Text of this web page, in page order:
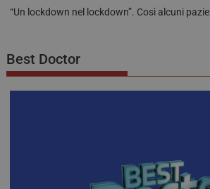
“Un lockdown nel lockdown”. Così alcuni
Best Doctor